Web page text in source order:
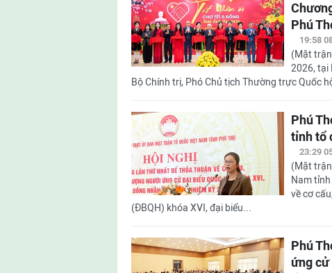
Phú
19:58
(Mặt
2026, tại
Bộ Chính trị, Phó Chủ tịch Thường trực Quốc
Phú
tỉnh tổ
23:29
(Mặt
Nam
về cơ
(ĐBQH) khóa XVI, đại biểu...
Phú
ứng cử